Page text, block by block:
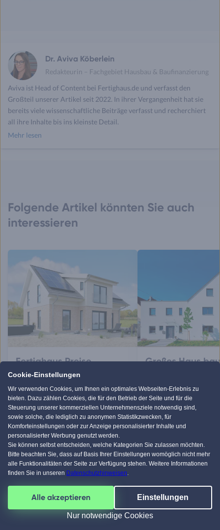
Dr. Aviva Köberlein
Redakteurin – Fachgebiet Hausbau & Baufinanzierung
Aviva ist Head of Content bei Fertighaus.de und verfasst den
Großteil unserer Artikel seit 2022. In ihrer Vergangenheit hat sie
bereits viele wissenschaftliche Beiträge verfasst und recherchiert
all ihre Inhalte bis ins kleinste Detail.
Mehr lesen
Folgende Artikel könnten Sie auch
interessieren
Fertighaus Preise
Entdecken Sie Preise und Anbieter
Großes Haus
Fertighauses.
Weitere Artikel zum Thema
Fertighaus mit 150 qm
Beliebte Fertighäuser 2025
Fertighaus dämmen
Fertighäuser aus Polen
Cookie-Einstellungen
Wir verwenden Cookies, um Ihnen ein optimales Webseiten-Erlebnis zu
bieten. Dazu zählen Cookies, die für den Betrieb der Seite und für die
Steuerung unserer kommerziellen Unternehmensziele notwendig sind,
sowie solche, die lediglich zu anonymen Statistikzwecken, für
Komforteinstellungen oder zur Anzeige personalisierter Inhalte und
personalisierter Werbung genutzt werden.
Sie können selbst entscheiden, welche Kategorien Sie zulassen möchten.
Bitte beachten Sie, dass auf Basis Ihrer Einstellungen womöglich nicht mehr
alle Funktionalitäten der Seite zur Verfügung stehen. Weitere Informationen
finden Sie in unseren Datenschutzhinweisen.
Alle akzeptieren Einstellungen
Nur notwendige Cookies